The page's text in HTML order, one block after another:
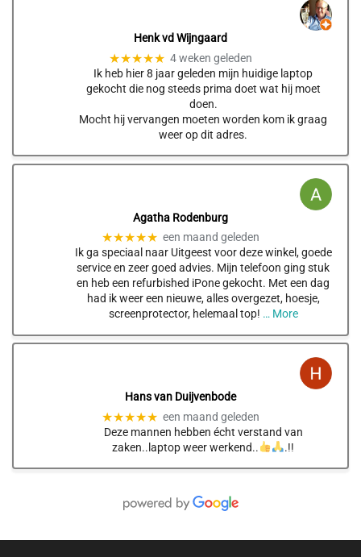
Henk vd Wijngaard
★★★★★ 4 weken geleden
Ik heb hier 8 jaar geleden mijn huidige laptop
gekocht die nog steeds prima doet wat hij moet
doen.
Mocht hij vervangen moeten worden kom ik graag
weer op dit adres.
Agatha Rodenburg
★★★★★ een maand geleden
Ik ga speciaal naar Uitgeest voor deze winkel, goede
service en zeer goed advies. Mijn telefoon ging stuk
en heb een refurbished iPone gekocht. Met een dag
had ik weer een nieuwe, alles overgezet, hoesje,
screenprotector, helemaal top! … More
Hans van Duijvenbode
★★★★★ een maand geleden
Deze mannen hebben écht verstand van
zaken..laptop weer werkend..
.!!